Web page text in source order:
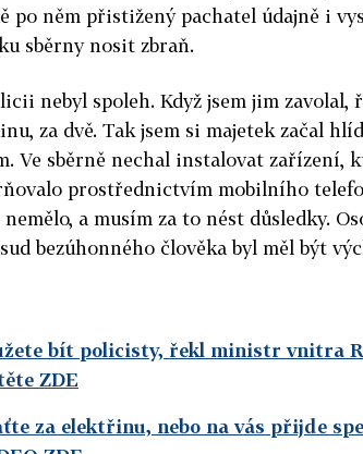
po něm přistižený pachatel údajně i
sběrny nosit zbraň.
nebyl spoleh. Když jsem jim
za dvě. Tak jsem si majetek začal
Ve sběrně nechal instalovat zařízení,
prostřednictvím mobilního
nemělo, a musím za to nést důsledky.
bezúhonného člověka byl měl být
bít policisty, řekl ministr vnitra
ZDE
za elektřinu, nebo na vás přijde